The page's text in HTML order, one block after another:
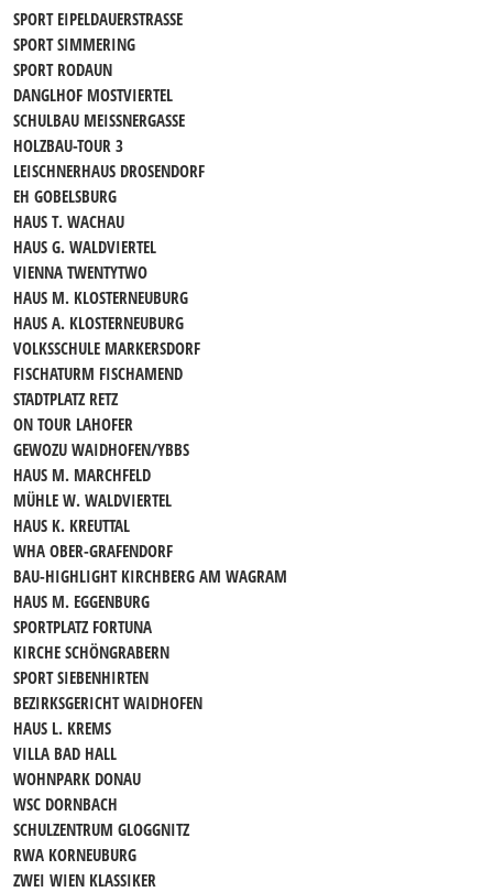
SPORT EIPELDAUERSTRASSE
SPORT SIMMERING
SPORT RODAUN
DANGLHOF MOSTVIERTEL
SCHULBAU MEISSNERGASSE
HOLZBAU-TOUR 3
LEISCHNERHAUS DROSENDORF
EH GOBELSBURG
HAUS T. WACHAU
HAUS G. WALDVIERTEL
VIENNA TWENTYTWO
HAUS M. KLOSTERNEUBURG
HAUS A. KLOSTERNEUBURG
VOLKSSCHULE MARKERSDORF
FISCHATURM FISCHAMEND
STADTPLATZ RETZ
ON TOUR LAHOFER
GEWOZU WAIDHOFEN/YBBS
HAUS M. MARCHFELD
MÜHLE W. WALDVIERTEL
HAUS K. KREUTTAL
WHA OBER-GRAFENDORF
BAU-HIGHLIGHT KIRCHBERG AM WAGRAM
HAUS M. EGGENBURG
SPORTPLATZ FORTUNA
KIRCHE SCHÖNGRABERN
SPORT SIEBENHIRTEN
BEZIRKSGERICHT WAIDHOFEN
HAUS L. KREMS
VILLA BAD HALL
WOHNPARK DONAU
WSC DORNBACH
SCHULZENTRUM GLOGGNITZ
RWA KORNEUBURG
ZWEI WIEN KLASSIKER